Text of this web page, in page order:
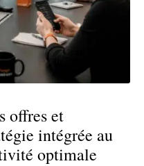
offres et
intégrée au
optimale